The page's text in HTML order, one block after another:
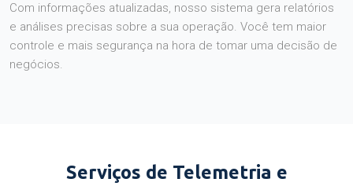
Com informações atualizadas, nosso sistema gera relatórios
e análises precisas sobre a sua operação. Você tem maior
controle e mais segurança na hora de tomar uma decisão de
negócios.
Serviços de Telemetria e